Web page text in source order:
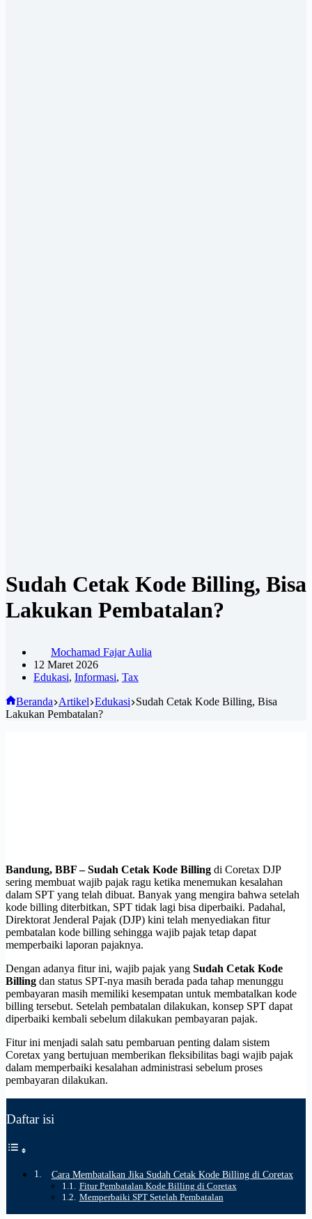
Sudah Cetak Kode Billing, Bisa
Lakukan Pembatalan?
Mochamad Fajar Aulia
12 Maret 2026
Edukasi, Informasi, Tax
Beranda Artikel Edukasi Sudah Cetak Kode Billing, Bisa
Lakukan Pembatalan?
Bandung, BBF –Sudah Cetak Kode Billing di Coretax DJP
sering membuat wajib pajak ragu ketika menemukan kesalahan
dalam SPT yang telah dibuat. Banyak yang mengira bahwa setelah
kode billing diterbitkan, SPT tidak lagi bisa diperbaiki. Padahal,
Direktorat Jenderal Pajak (DJP) kini telah menyediakan fitur
pembatalan kode billing sehingga wajib pajak tetap dapat
memperbaiki laporan pajaknya.
Dengan adanya fitur ini, wajib pajak yang Sudah Cetak Kode
Billing dan status SPT-nya masih berada pada tahap menunggu
pembayaran masih memiliki kesempatan untuk membatalkan kode
billing tersebut. Setelah pembatalan dilakukan, konsep SPT dapat
diperbaiki kembali sebelum dilakukan pembayaran pajak.
Fitur ini menjadi salah satu pembaruan penting dalam sistem
Coretax yang bertujuan memberikan fleksibilitas bagi wajib pajak
dalam memperbaiki kesalahan administrasi sebelum proses
pembayaran dilakukan.
Daftar isi
Cara Membatalkan Jika Sudah Cetak Kode Billing di Coretax
Fitur Pembatalan Kode Billing di Coretax
Memperbaiki SPT Setelah Pembatalan